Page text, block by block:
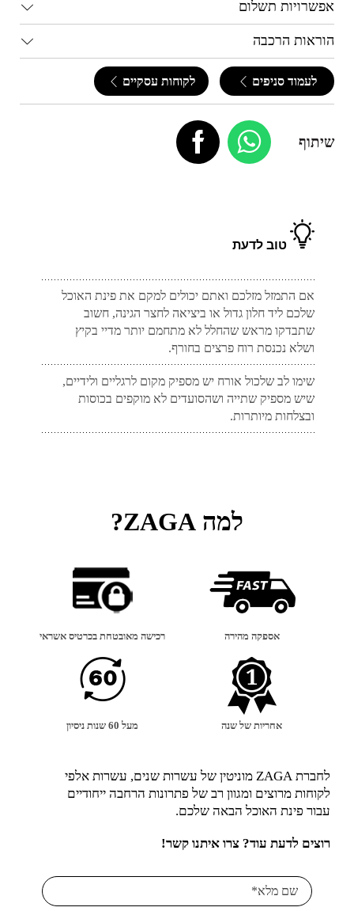
אפשרויות תשלום
הוראות הרכבה
לעמוד סניפים לקוחות עסקיים
שיתוף
טוב לדעת
אם התמזל מזלכם ואתם יכולים למקם את פינת האוכל
שלכם ליד חלון גדול או ביציאה לחצר הגינה, חשוב
שתבדקו מראש שהחלל לא מתחמם יותר מדיי בקיץ
ושלא נכנסת רוח פרצים בחורף.
שימו לב שלכול אורח יש מספיק מקום לרגליים ולידיים,
שיש מספיק שתייה ושהסועדים לא מוקפים בכוסות
ובצלחות מיותרות.
למה ZAGA?
אספקה מהירה רכישה מאובטחת בכרטיס אשראי
אחריות של שנה מעל 60 שנות ניסיון
לחברת ZAGA מוניטין של עשרות שנים, עשרות אלפי
לקוחות מרוצים ומגוון רב של פתרונות הרחבה ייחודיים
עבור פינת האוכל הבאה שלכם.
רוצים לדעת עוד? צרו איתנו קשר!